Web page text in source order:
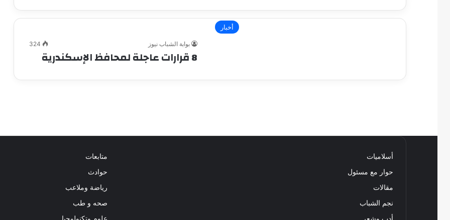
أخبار
بوابة الشباب نيوز 324
8 قرارات عاجلة لمحافظ الإسكندرية
أسلاميات
حوار مع مسئول
مقالات
نجم الشباب
أدب وشعر
متابعات
حوادث
رياضة وملاعب
صحه و طب
علوم وتكنولوجيا